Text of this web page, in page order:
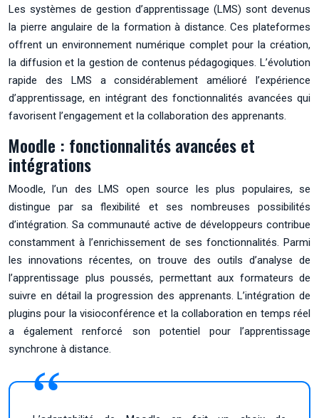
Les systèmes de gestion d’apprentissage (LMS) sont devenus
la pierre angulaire de la formation à distance. Ces plateformes
offrent un environnement numérique complet pour la création,
la diffusion et la gestion de contenus pédagogiques. L’évolution
rapide des LMS a considérablement amélioré l’expérience
d’apprentissage, en intégrant des fonctionnalités avancées qui
favorisent l’engagement et la collaboration des apprenants.
Moodle : fonctionnalités avancées et
intégrations
Moodle, l’un des LMS open source les plus populaires, se
distingue par sa flexibilité et ses nombreuses possibilités
d’intégration. Sa communauté active de développeurs contribue
constamment à l’enrichissement de ses fonctionnalités. Parmi
les innovations récentes, on trouve des outils d’analyse de
l’apprentissage plus poussés, permettant aux formateurs de
suivre en détail la progression des apprenants. L’intégration de
plugins pour la visioconférence et la collaboration en temps réel
a également renforcé son potentiel pour l’apprentissage
synchrone à distance.